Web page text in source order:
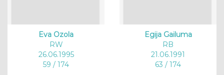
Eva Ozola
RW
26.06.1995
59 / 174
Egija Gailuma
RB
21.06.1991
63 / 174